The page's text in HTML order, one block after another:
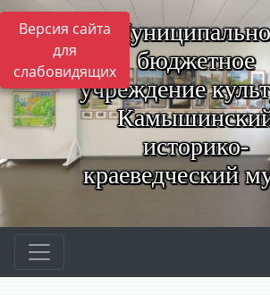
Версия сайта
для
слабовидящих
бюджетное
учреждение
историко-
краеведческий